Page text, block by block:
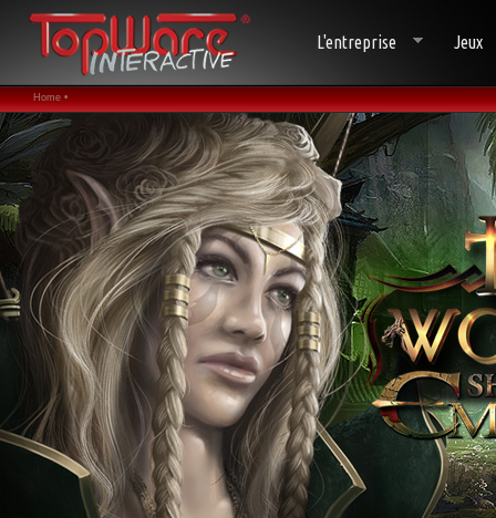
L'entreprise Jeux
Home •